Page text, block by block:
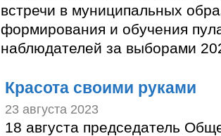
встречи в муниципальных
формирования и обучения
наблюдателей за выборами
Красота своими руками
23 августа 2023
18 августа председатель